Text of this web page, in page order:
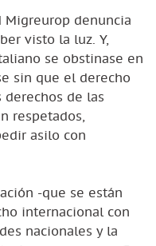
Migreurop denuncia
visto la luz. Y,
se obstinase en
sin que el derecho
de las
respetados,
asilo con
-que se están
internacional con
nacionales y la